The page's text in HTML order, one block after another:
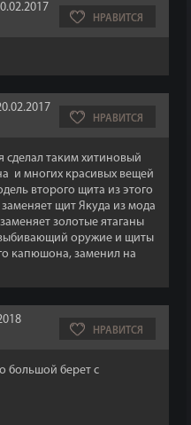
НРАВИТСЯ
НРАВИТСЯ
сделал таким хитиновый
и многих красивых вещей
второго щита из этого
щит Якуда из мода
золотые ятаганы
оружие и щиты
капюшона, заменил на
НРАВИТСЯ
большой берет с